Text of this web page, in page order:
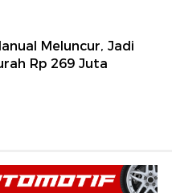
Meluncur, Jadi
Rp 269 Juta